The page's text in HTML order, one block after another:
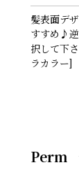
髪表面デ
すすめ♪逆
択して下
ラカラー]
Perm